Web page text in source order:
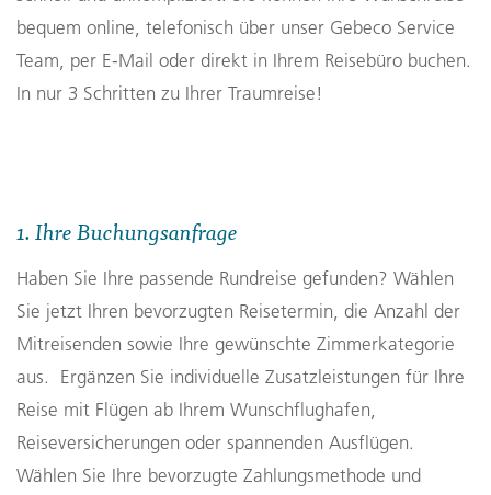
bequem online, telefonisch über unser Gebeco Service
Team, per E-Mail oder direkt in Ihrem Reisebüro buchen.
In nur 3 Schritten zu Ihrer Traumreise!
1. Ihre Buchungsanfrage
Haben Sie Ihre passende Rundreise gefunden? Wählen
Sie jetzt Ihren bevorzugten Reisetermin, die Anzahl der
Mitreisenden sowie Ihre gewünschte Zimmerkategorie
aus. Ergänzen Sie individuelle Zusatzleistungen für Ihre
Reise mit Flügen ab Ihrem Wunschflughafen,
Reiseversicherungen oder spannenden Ausflügen.
Wählen Sie Ihre bevorzugte Zahlungsmethode und